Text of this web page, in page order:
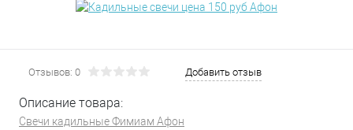
Отзывов: 0 Добавить отзыв
Описание товара:
Свечи кадильные Фимиам Афон